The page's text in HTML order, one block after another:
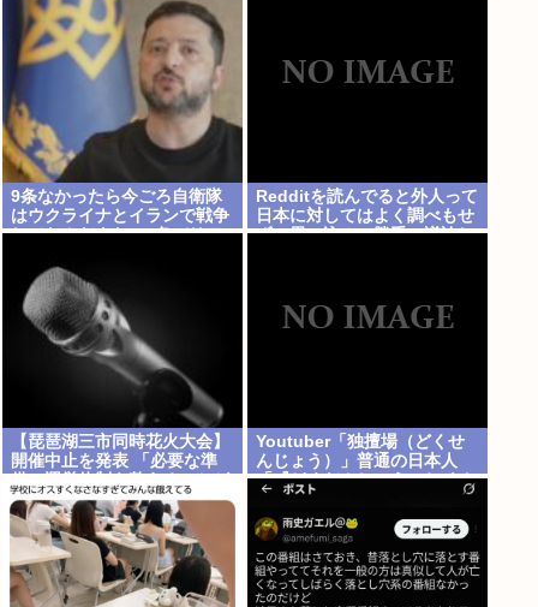
9条なかったら今ごろ自衛隊
はウクライナとイランで戦争
してたんだよな…9条バリア
Redditを読んでると外人って
日本に対してはよく調べもせ
ずに思い込みで勝手に議論し
【琵琶湖三市同時花火大会】
開催中止を発表 「必要な準
備・運営体制を整えることが
困難」 22日の開催予定…3市
は関与否定
Youtuber「独擅場（どくせ
んじょう）」普通の日本人
「『どくだんじょう』ね もし
かして中国人？」er「それは
独壇場」